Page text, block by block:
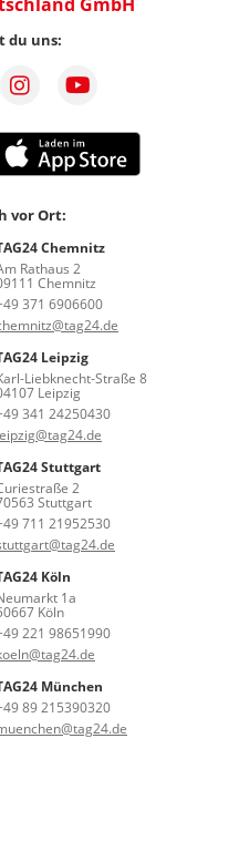
du uns:
vor Ort:
Chemnitz
Rathaus 2
Chemnitz
371 6906600
Leipzig
Liebknecht-Straße 8
Leipzig
341 24250430
Stuttgart
2
Stuttgart
711 21952530
Köln
1a
Köln
221 98651990
München
89 215390320